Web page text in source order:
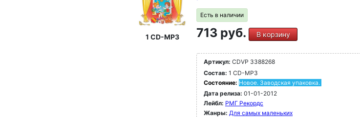
1 CD-MP3
Есть в наличии
713 руб. В корзину
Артикул: CDVP 3388268
Состав: 1 CD-MP3
Состояние: Новое. Заводская упаковка.
Дата релиза: 01-01-2012
Лейбл: РМГ Рекордс
Жанры: Для самых маленьких